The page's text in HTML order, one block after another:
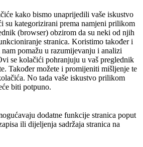
kako bismo unaprijedili vaše iskustvo
su kategorizirani prema namjeni prilikom
(browser) obzirom da su neki od njih
stranica. Koristimo također i
pomažu u razumijevanju i analizi
se kolačići pohranjuju u vaš preglednik
Također možete i promijeniti mišljenje te
No tada vaše iskustvo prilikom
biti potpuno.
dodatne funkcije stranica poput
ili dijeljenja sadržaja stranica na